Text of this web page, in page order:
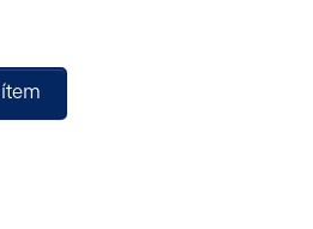
de última generación. La crisis
de quirófano y
cantidad de población